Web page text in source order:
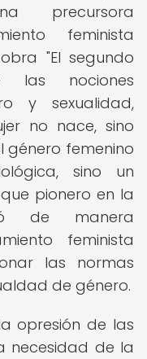
precursora
feminista
"El segundo
las nociones
y sexualidad,
no nace, sino
género femenino
sino un
pionero en la
de manera
feminista
las normas
de género.
opresión de las
necesidad de la